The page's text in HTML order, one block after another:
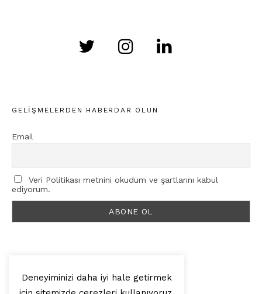
GELIŞMELERDEN HABERDAR OLUN
Email
Veri Politikası metnini okudum ve şartlarını kabul
ediyorum.
© 2025, Artilop
Deneyiminizi daha iyi hale getirmek